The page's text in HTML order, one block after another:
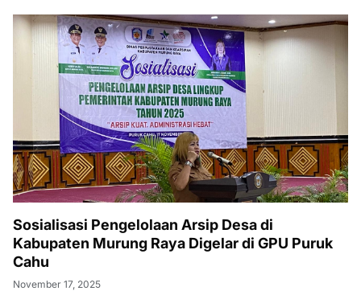
Sosialisasi Pengelolaan Arsip Desa di
Kabupaten Murung Raya Digelar di GPU Puruk
Cahu
November 17, 2025